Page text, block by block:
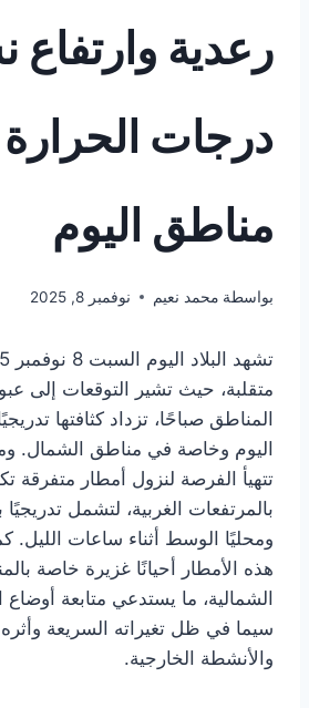
رعدية
درجات
مناطق اليوم
بواسطة محمد نعيم نوفمبر 8, 2025
متقلبة، حيث تشير التوقعات إلى
المناطق صباحًا، تزداد كثافتها
اليوم وخاصة في مناطق الشمال.
تتهيأ الفرصة لنزول أمطار متفرقة
بالمرتفعات الغربية، لتشمل
ومحليًا الوسط أثناء ساعات الليل.
هذه الأمطار أحيانًا غزيرة خاصة
الشمالية، ما يستدعي متابعة
سيما في ظل تغيراته السريعة
والأنشطة الخارجية.